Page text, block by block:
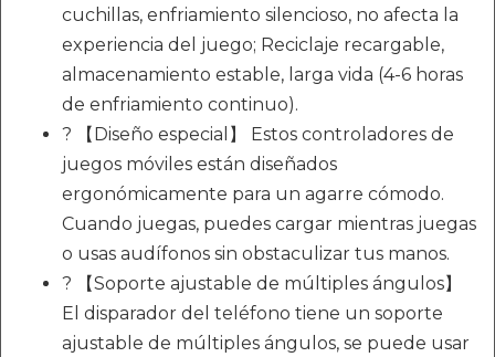
cuchillas, enfriamiento silencioso, no afecta la
experiencia del juego; Reciclaje recargable,
almacenamiento estable, larga vida (4-6 horas
de enfriamiento continuo).
? 【Diseño especial】 Estos controladores de
juegos móviles están diseñados
ergonómicamente para un agarre cómodo.
Cuando juegas, puedes cargar mientras juegas
o usas audífonos sin obstaculizar tus manos.
? 【Soporte ajustable de múltiples ángulos】
El disparador del teléfono tiene un soporte
ajustable de múltiples ángulos, se puede usar